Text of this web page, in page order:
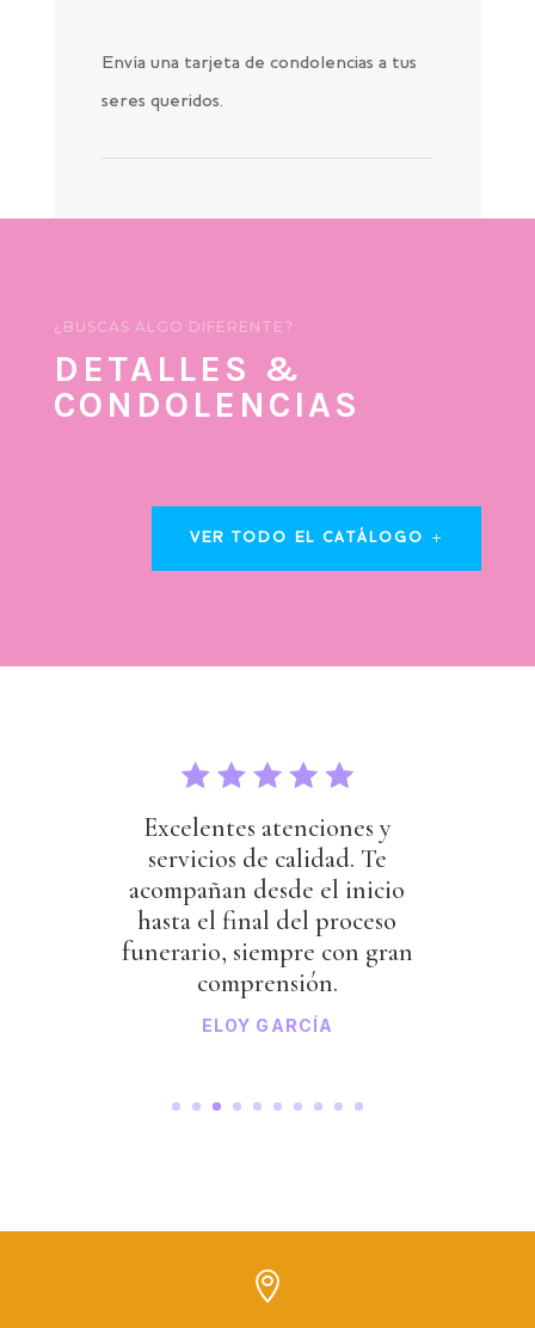
Envía una tarjeta de condolencias a tus
seres queridos.
¿BUSCAS ALGO DIFERENTE?
DETALLES &
CONDOLENCIAS
VER TODO EL CATÁLOGO
Excelentes atenciones y
servicios de calidad. Te
acompañan desde el inicio
hasta el final del proceso
funerario, siempre con gran
comprensión.
ELOY GARCÍA
